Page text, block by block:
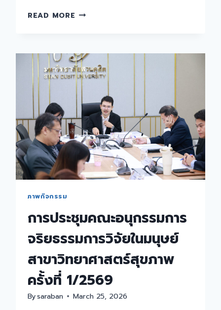
READ MORE การ
บริหาร
ความ
เสี่ยง
ครั้ง
ที่
3(29)/2569
ภาพกิจกรรม
การประชุมคณะอนุกรรมการ
จริยธรรมการวิจัยในมนุษย์
สาขาวิทยาศาสตร์สุขภาพ
ครั้งที่ 1/2569
Bysaraban March 25, 2026